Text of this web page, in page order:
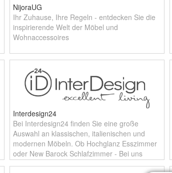
NijoraUG
Ihr Zuhause, Ihre Regeln - entdecken Sie die
inspirierende Welt der Möbel und
Wohnaccessoires
Interdesign24
Bei Interdesign24 finden Sie eine große
Auswahl an klassischen, italienischen und
modernen Möbeln. Ob Hochglanz Esszimmer
oder New Barock Schlafzimmer - Bei uns
finden Sie wonach Sie suchen. Wir liefe